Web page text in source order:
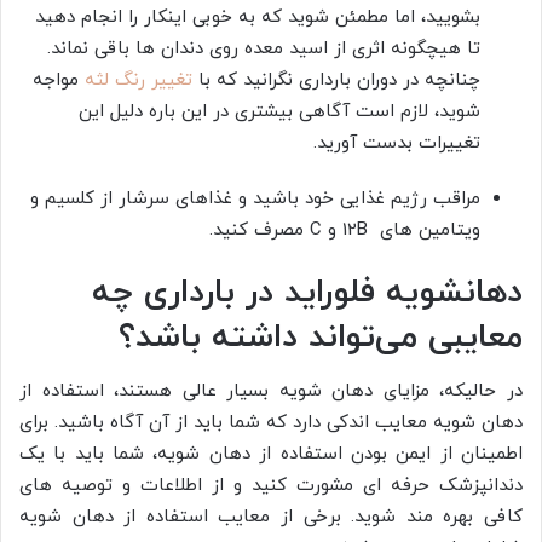
بشویید، اما مطمئن شوید که به خوبی اینکار را انجام دهید
تا هیچگونه اثری از اسید معده روی دندان ها باقی نماند.
چنانچه در دوران بارداری نگرانید که با تغییر رنگ لثه مواجه
شوید، لازم است آگاهی بیشتری در این باره دلیل این
تغییرات بدست آورید.
مراقب رژیم غذایی خود باشید و غذاهای سرشار از کلسیم و
ویتامین های 12B و C مصرف کنید.
دهانشویه فلوراید در بارداری چه
معایبی می‌تواند داشته باشد؟
در حالیکه، مزایای دهان شویه بسیار عالی هستند، استفاده از
دهان شویه معایب اندکی دارد که شما باید از آن آگاه باشید. برای
اطمینان از ایمن بودن استفاده از دهان شویه، شما باید با یک
دندانپزشک حرفه ای مشورت کنید و از اطلاعات و توصیه های
کافی بهره مند شوید. برخی از معایب استفاده از دهان شویه